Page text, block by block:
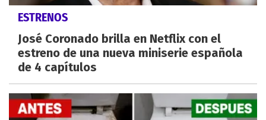
ESTRENOS
José Coronado brilla en Netflix con el
estreno de una nueva miniserie española
de 4 capítulos